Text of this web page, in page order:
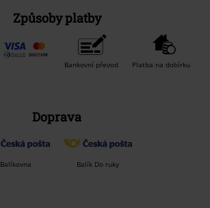
Způsoby platby
Bankovní převod Platba na dobírku
Doprava
Balíkovna Balík Do ruky